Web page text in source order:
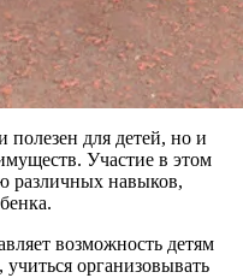
полезен для детей, но и
Участие в этом
различных навыков,
возможность детям
организовывать